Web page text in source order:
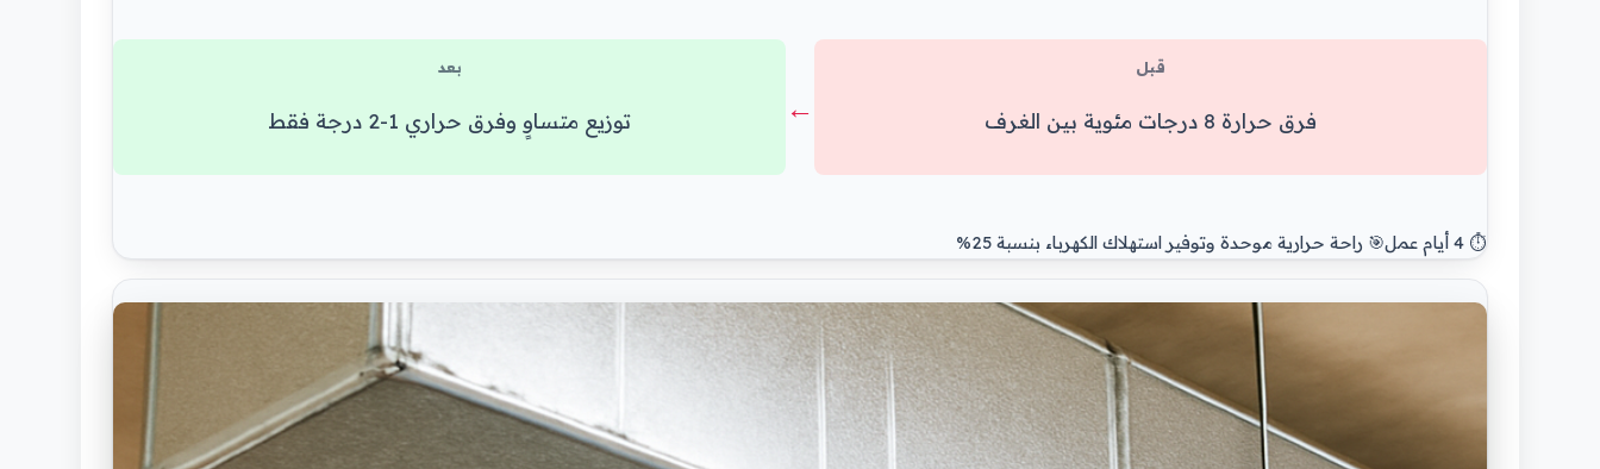
قبل
فرق حرارة 8 درجات مئوية بين الغرف ←
بعد
توزيع متساوٍ وفرق حراري 1-2 درجة فقط
⏱️ 4 أيام عمل 🎯 راحة حرارية موحدة وتوفير استهلاك الكهرباء بنسبة 25%